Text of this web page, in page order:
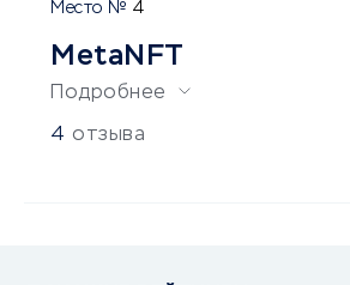
4
MetaNFT
Подробнее
4 отзыва